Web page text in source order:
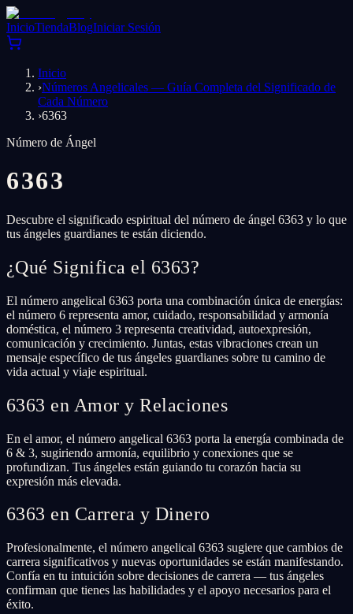
InicioTiendaBlogIniciar Sesión
Inicio
›Números Angelicales — Guía Completa del Significado de
Cada Número
›6363
Número de Ángel
6363
Descubre el significado espiritual del número de ángel 6363 y lo que
tus ángeles guardianes te están diciendo.
¿Qué Significa el 6363?
El número angelical 6363 porta una combinación única de energías:
el número 6 representa amor, cuidado, responsabilidad y armonía
doméstica, el número 3 representa creatividad, autoexpresión,
comunicación y crecimiento. Juntas, estas vibraciones crean un
mensaje específico de tus ángeles guardianes sobre tu camino de
vida actual y viaje espiritual.
6363 en Amor y Relaciones
En el amor, el número angelical 6363 porta la energía combinada de
6 & 3, sugiriendo armonía, equilibrio y conexiones que se
profundizan. Tus ángeles están guiando tu corazón hacia su
expresión más elevada.
6363 en Carrera y Dinero
Profesionalmente, el número angelical 6363 sugiere que cambios de
carrera significativos y nuevas oportunidades se están manifestando.
Confía en tu intuición sobre decisiones de carrera — tus ángeles
confirman que tienes las habilidades y el apoyo necesarios para el
éxito.